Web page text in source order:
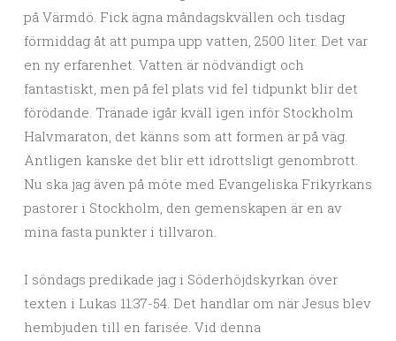
på Värmdö. Fick ägna måndagskvällen och tisdag
förmiddag åt att pumpa upp vatten, 2500 liter. Det var
en ny erfarenhet. Vatten är nödvändigt och
fantastiskt, men på fel plats vid fel tidpunkt blir det
förödande. Tränade igår kväll igen inför Stockholm
Halvmaraton, det känns som att formen är på väg.
Äntligen kanske det blir ett idrottsligt genombrott.
Nu ska jag även på möte med Evangeliska Frikyrkans
pastorer i Stockholm, den gemenskapen är en av
mina fasta punkter i tillvaron.
I söndags predikade jag i Söderhöjdskyrkan över
texten i Lukas 11:37-54. Det handlar om när Jesus blev
hembjuden till en farisée. Vid denna